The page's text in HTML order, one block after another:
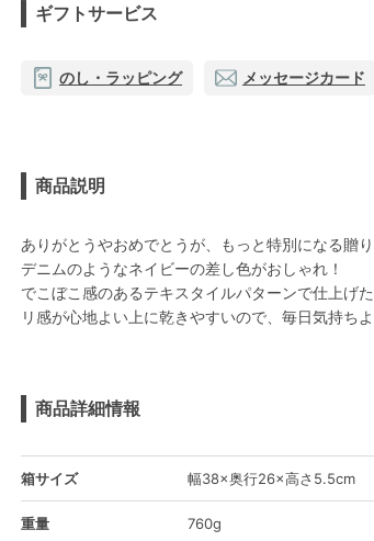
ギフトサービス
のし・ラッピング メッセージカード
商品説明
ありがとうやおめでとうが、もっと特別になる贈り
デニムのようなネイビーの差し色がおしゃれ！
でこぼこ感のあるテキスタイルパターンで仕上げ
リ感が心地よい上に乾きやすいので、毎日気持ち
商品詳細情報
箱サイズ 幅38×奥行26×高さ5.5cm
重量 760g